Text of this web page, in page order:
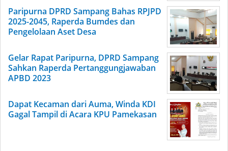
Paripurna DPRD Sampang Bahas RPJPD
2025-2045, Raperda Bumdes dan
Pengelolaan Aset Desa
Gelar Rapat Paripurna, DPRD Sampang
Sahkan Raperda Pertanggungjawaban
APBD 2023
Dapat Kecaman dari Auma, Winda KDI
Gagal Tampil di Acara KPU Pamekasan